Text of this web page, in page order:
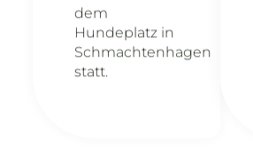
dem
Hundeplatz in
Schmachtenhagen
statt.